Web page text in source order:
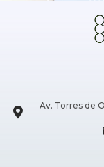
Av. Torres de